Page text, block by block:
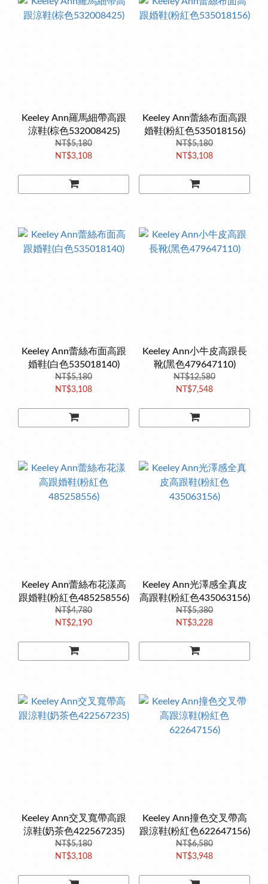
Keeley Ann羅馬細帶高跟
涼鞋(棕色532008425)
NT$5,180
NT$3,108
Keeley Ann蕾絲布面高跟
婚鞋(粉紅色535018156)
NT$5,180
NT$3,108
Keeley Ann蕾絲布面高跟
婚鞋(白色535018140)
NT$5,180
NT$3,108
Keeley Ann小牛皮高跟長
靴(黑色479647110)
NT$12,580
NT$7,548
Keeley Ann蕾絲布花漾高
跟婚鞋(粉紅色485258556)
NT$4,780
NT$2,190
Keeley Ann光澤感全真皮
高跟鞋(粉紅色435063156)
NT$5,380
NT$3,228
Keeley Ann交叉寬帶高跟
涼鞋(奶茶色422567235)
NT$5,180
NT$3,108
Keeley Ann撞色交叉帶高
跟涼鞋(粉紅色622647156)
NT$6,580
NT$3,948